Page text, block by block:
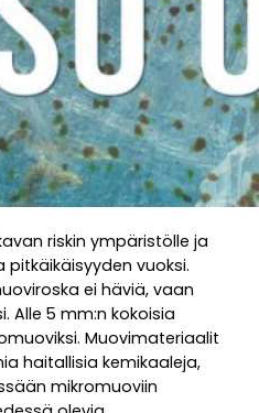
riskin ympäristölle ja
pitkäikäisyyden vuoksi.
ei häviä, vaan
Alle 5 mm:n kokoisia
Muovimateriaalit
haitallisia kemikaaleja,
mikromuoviin